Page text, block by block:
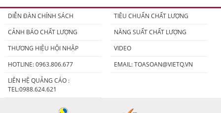
DIỄN ĐÀN CHÍNH SÁCH
TIÊU CHUẨN CHẤT LƯỢNG
CẢNH BÁO CHẤT LƯỢNG
NĂNG SUẤT CHẤT LƯỢNG
THƯƠNG HIỆU HỘI NHẬP
VIDEO
HOTLINE: 0963.806.677
EMAIL:TOASOAN@VIETQ.VN
LIÊN HỆ QUẢNG CÁO :
TEL:0988.624.621